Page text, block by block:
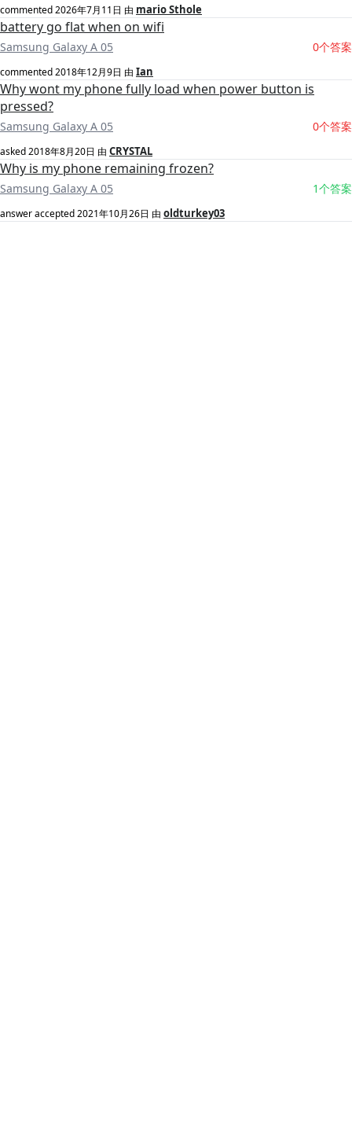
commented2026年7月11日 由 mario Sthole
battery go flat when on wifi
Samsung Galaxy A 05 0个答案
commented2018年12月9日 由 Ian
Why wont my phone fully load when power button is
pressed?
Samsung Galaxy A 05 0个答案
asked2018年8月20日 由 CRYSTAL
Why is my phone remaining frozen?
Samsung Galaxy A 05 1个答案
answer accepted2021年10月26日 由 oldturkey03